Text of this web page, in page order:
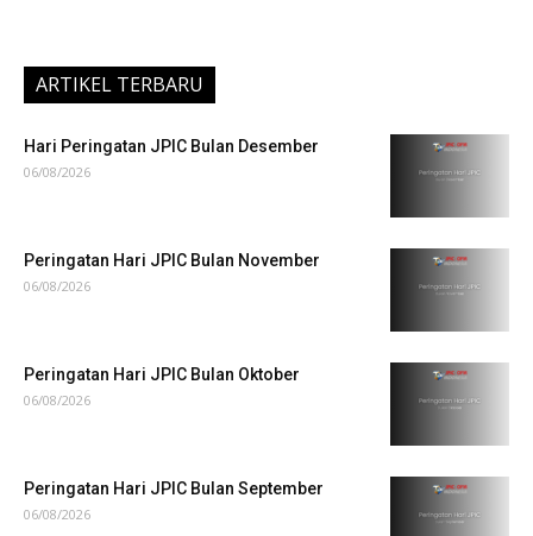
ARTIKEL TERBARU
Hari Peringatan JPIC Bulan Desember
06/08/2026
Peringatan Hari JPIC Bulan November
06/08/2026
Peringatan Hari JPIC Bulan Oktober
06/08/2026
Peringatan Hari JPIC Bulan September
06/08/2026